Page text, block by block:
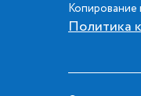
Копирование
Политика